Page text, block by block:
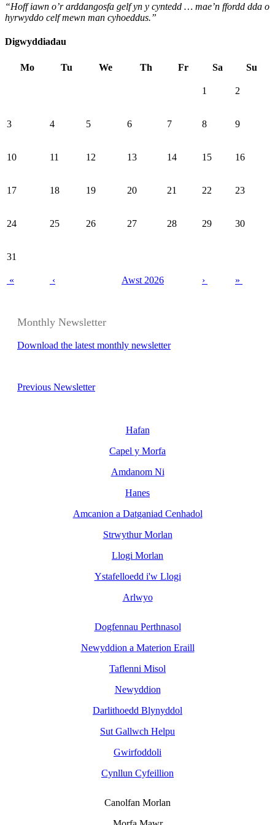
“Hoff iawn o’r arddangosfa gelf yn y cyntedd … mae’n ffordd dda o
hyrwyddo celf mewn man cyhoeddus.”
Digwyddiadau
Mo Tu We Th Fr Sa Su
1 2
3 4 5 6 7 8 9
10 11 12 13 14 15 16
17 18 19 20 21 22 23
24 25 26 27 28 29 30
31
« ‹ Awst 2026 › »
Monthly Newsletter
Download the latest monthly newsletter
Previous Newsletter
Hafan
Capel y Morfa
Amdanom Ni
Hanes
Amcanion a Datganiad Cenhadol
Strwythur Morlan
Llogi Morlan
Ystafelloedd i'w Llogi
Arlwyo
Dogfennau Perthnasol
Newyddion a Materion Eraill
Taflenni Misol
Newyddion
Darlithoedd Blynyddol
Sut Gallwch Helpu
Gwirfoddoli
Cynllun Cyfeillion
Canolfan Morlan